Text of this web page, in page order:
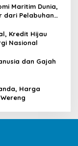
Maritim Dunia,
dari Pelabuhan
Kredit Hijau
Nasional
dan Gajah
Harga